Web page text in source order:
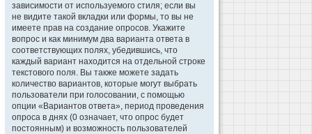
зависимости от используемого стиля; если вы
не видите такой вкладки или формы, то вы не
имеете прав на создание опросов. Укажите
вопрос и как минимум два варианта ответа в
соответствующих полях, убедившись, что
каждый вариант находится на отдельной строке
текстового поля. Вы также можете задать
количество вариантов, которые могут выбрать
пользователи при голосовании, с помощью
опции «Вариантов ответа», период проведения
опроса в днях (0 означает, что опрос будет
постоянным) и возможность пользователей